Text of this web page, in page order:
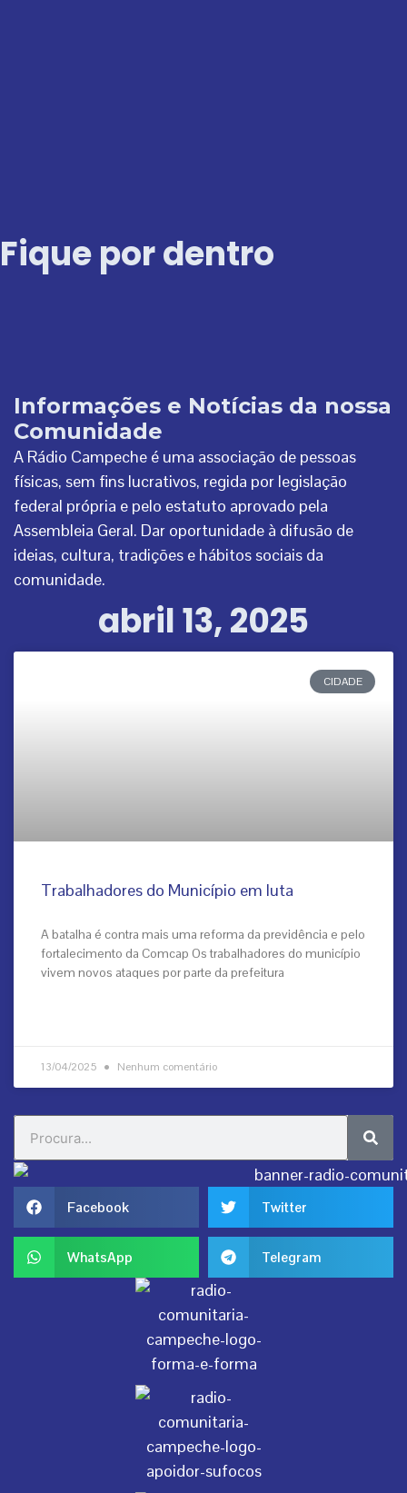
Fique por dentro
Informações e Notícias da nossa
Comunidade
A Rádio Campeche é uma associação de pessoas
físicas, sem fins lucrativos, regida por legislação
federal própria e pelo estatuto aprovado pela
Assembleia Geral. Dar oportunidade à difusão de
ideias, cultura, tradições e hábitos sociais da
comunidade.
abril 13, 2025
CIDADE
Trabalhadores do Município em luta
A batalha é contra mais uma reforma da previdência e pelo
fortalecimento da Comcap Os trabalhadores do município
vivem novos ataques por parte da prefeitura
13/04/2025 Nenhum comentário
Facebook Twitter
WhatsApp Telegram